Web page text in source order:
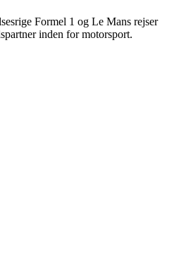
Formel 1 og Le Mans rejser
inden for motorsport.